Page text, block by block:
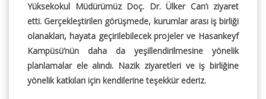
Yüksekokul Müdürümüz Doç. Dr. Ülker Can’ı ziyaret
etti. Gerçekleştirilen görüşmede, kurumlar arası iş birliği
olanakları, hayata geçirilebilecek projeler ve Hasankeyf
Kampüsü’nün daha da yeşillendirilmesine yönelik
planlamalar ele alındı. Nazik ziyaretleri ve iş birliğine
yönelik katkıları için kendilerine teşekkür ederiz.